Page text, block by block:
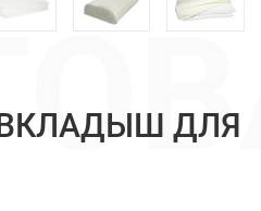
ДЛЯ